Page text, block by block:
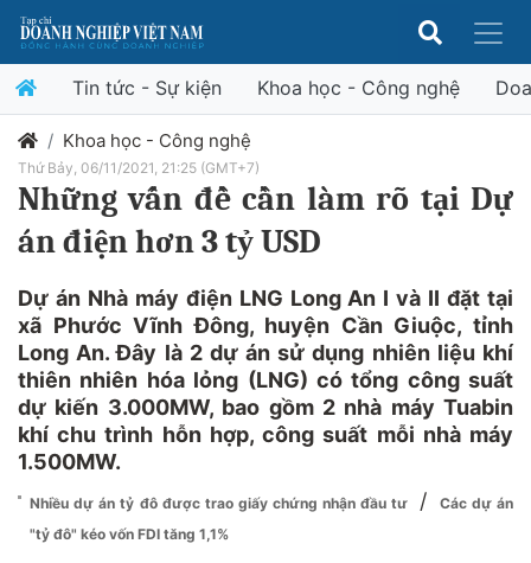
Tin tức - Sự kiện Khoa học - Công nghệ
Khoa học - Công nghệ
Thứ Bảy, 06/11/2021, 21:25 (GMT+7)
Những vấn đề cần làm rõ tại Dự
án điện hơn 3 tỷ USD
Dự án Nhà máy điện LNG Long An I và II đặt tại
xã Phước Vĩnh Đông, huyện Cần Giuộc, tỉnh
Long An. Đây là 2 dự án sử dụng nhiên liệu khí
thiên nhiên hóa lỏng (LNG) có tổng công suất
dự kiến 3.000MW, bao gồm 2 nhà máy Tuabin
khí chu trình hỗn hợp, công suất mỗi nhà máy
1.500MW.
Nhiều dự án tỷ đô được trao giấy chứng nhận đầu tư /
Các dự án
"tỷ đô" kéo vốn FDI tăng 1,1%